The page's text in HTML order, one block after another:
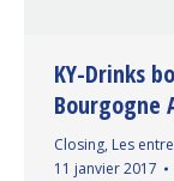
KY-Drinks
Bourgogne
Closing, Les
11 janvier 2017